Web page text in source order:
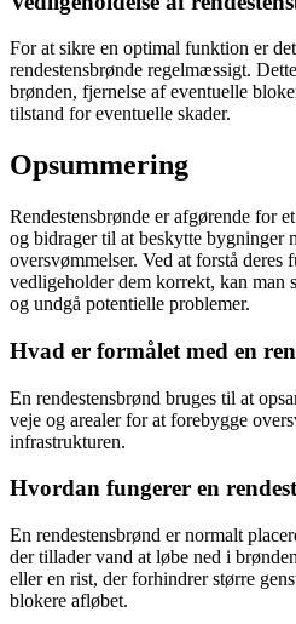
For at sikre en optimal funktion er
rendestensbrønde regelmæssigt.
brønden, fjernelse af eventuelle
tilstand for eventuelle skader.
Opsummering
Rendestensbrønde er afgørende for
og bidrager til at beskytte bygninger
oversvømmelser. Ved at forstå deres
vedligeholder dem korrekt, kan man
og undgå potentielle problemer.
Hvad er formålet med en
En rendestensbrønd bruges til at
veje og arealer for at forebygge
infrastrukturen.
Hvordan fungerer en
En rendestensbrønd er normalt
der tillader vand at løbe ned i
eller en rist, der forhindrer større
blokere afløbet.